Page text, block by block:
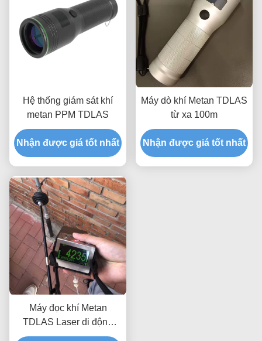
Hệ thống giám sát khí
metan PPM TDLAS
Nhận được giá tốt nhất
Máy dò khí Metan TDLAS
từ xa 100m
Nhận được giá tốt nhất
Máy đọc khí Metan
TDLAS Laser di động
CH4 Máy dò rò rỉ có đầu